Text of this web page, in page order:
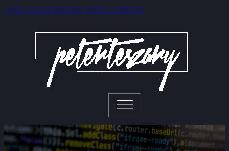
Ugrás a fő tartalomhoz Ugrás a lábléchez